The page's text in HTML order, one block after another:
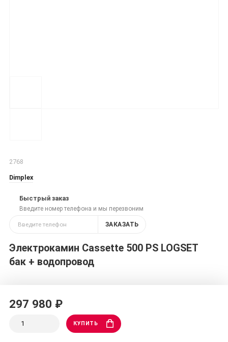
2768
Dimplex
Быстрый заказ
Введите номер телефона и мы перезвоним
ЗАКАЗАТЬ
Электрокамин Cassette 500 PS LOGSET
бак + водопровод
297 980 ₽
КУПИТЬ